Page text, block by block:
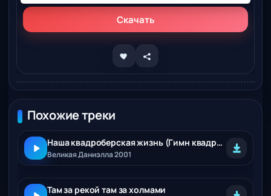
Скачать
Похожие треки
Наша квадроберская жизнь (Гимн квадроберов)
Великая Даниэлла 2001
Там за рекой там за холмами